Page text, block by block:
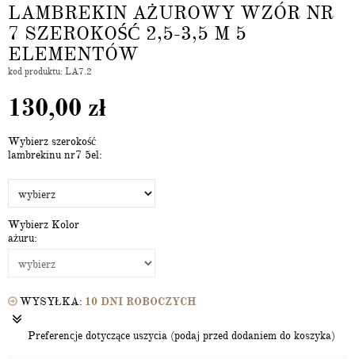
LAMBREKIN AŻUROWY WZÓR NR
7 SZEROKOŚĆ 2,5-3,5 M 5
ELEMENTÓW
kod produktu: LA7.2
130,00 zł
Wybierz szerokość
lambrekinu nr7 5el:
Wybierz Kolor
ażuru:
WYSYŁKA: 10 DNI ROBOCZYCH
Preferencje dotyczące uszycia (podaj przed dodaniem do koszyka)